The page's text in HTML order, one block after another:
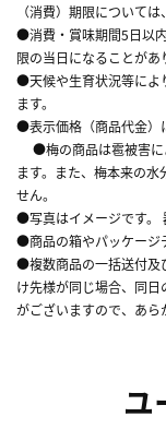
（消費）期限について
●消費・賞味期間5日以
限の当日になることがあ
●天候や生育状況等によ
ます。
●表示価格（商品代金）
●梅の商品は雹被害に
ます。また、梅本来の
せん。
●写真はイメージです。
●商品の箱やパッケージ
●複数商品の一括送付及
け先様が同じ場合、同
がございますので、あら
ユ